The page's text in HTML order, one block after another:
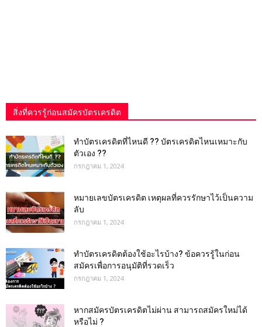
สิ่งที่ควรรู้ก่อนสมัครบัตรเครดิต
ทำบัตรเครดิตที่ไหนดี ?? บัตรเครดิตไหนเหมาะกับ
ตัวเอง ??
กรกฎาคม 1, 2024
หมายเลขบัตรเครดิต เหตุผลที่ควรรักษาไว้เป็นความ
ลับ
กรกฎาคม 1, 2024
ทําบัตรเครดิตต้องใช้อะไรบ้าง? ข้อควรรู้ในก่อน
สมัครเพื่อการอนุมัติที่รวดเร็ว
กรกฎาคม 1, 2024
หากสมัครบัตรเครดิตไม่ผ่าน สามารถสมัครใหม่ได้
หรือไม่ ?